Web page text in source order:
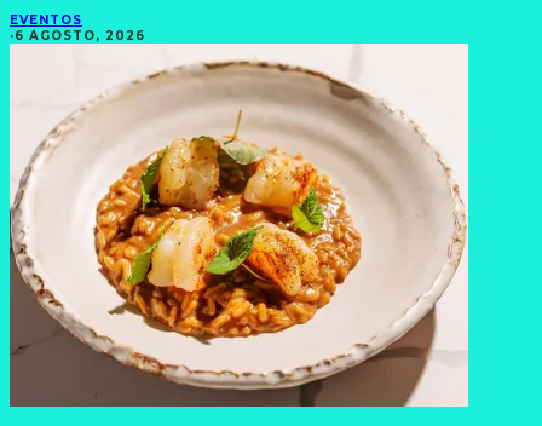
EVENTOS
·6 AGOSTO, 2026